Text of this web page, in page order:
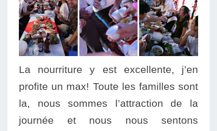
La nourriture y est excellente, j’en
profite un max! Toute les familles sont
la, nous sommes l’attraction de la
journée et nous nous sentons